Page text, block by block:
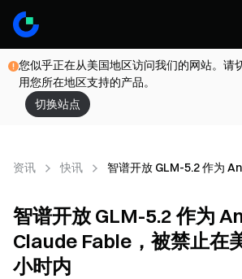
您似乎正在从美国地区访问我们的网站。请
用您所在地区支持的产品。
切换站点
资讯 快讯 智谱开放 GLM-5.2 作为
智谱开放 GLM-5.2 作为
Claude Fable，被禁止在
小时内